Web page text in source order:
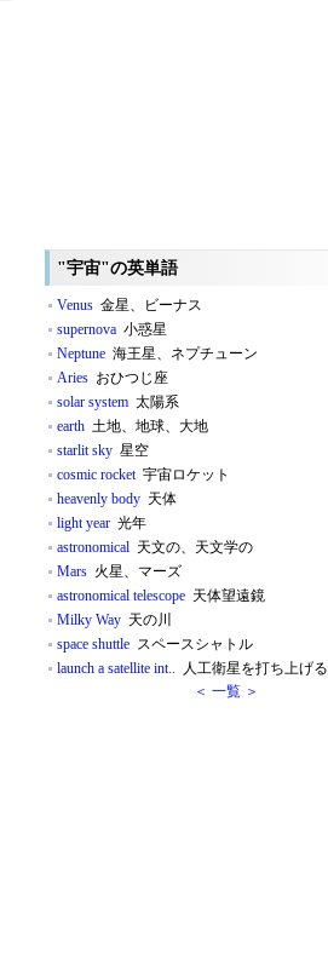
"宇宙"の英単語
Venus 金星、ビーナス
supernova 小惑星
Neptune 海王星、ネプチューン
Aries おひつじ座
solar system 太陽系
earth 土地、地球、大地
starlit sky 星空
cosmic rocket宇宙ロケット
heavenly body 天体
light year 光年
astronomical 天文の、天文学の
Mars 火星、マーズ
astronomical telescope 天体望遠鏡
Milky Way 天の川
space shuttle スペースシャトル
launch a satellite int.. 人工衛星を打ち上げる
＜ 一覧 ＞